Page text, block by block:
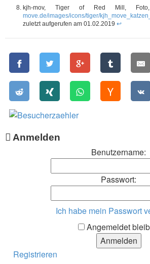
kjh-mov, Tiger of Red Mill,
move.de/images/icons/tiger/
zuletzt aufgerufen am 01.02.2019 ↩
Anmelden
Benutzername:
Passwort:
Ich habe mein Passwort
Angemeldet
Registrieren